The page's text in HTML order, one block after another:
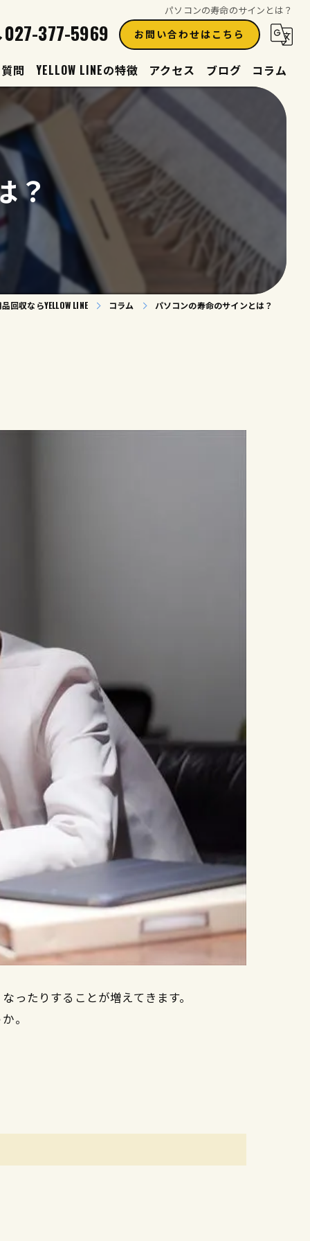
パソコンの寿命のサインとは？
027-377-5969 お問い合わせはこちら
問 YELLOW LINEの特徴
買取
生前整理
遺品整理
アクセス ブログ コラム
？
回収ならYELLOW LINE コラム パソコンの寿命のサインとは？
ったりすることが増えてきます。
。